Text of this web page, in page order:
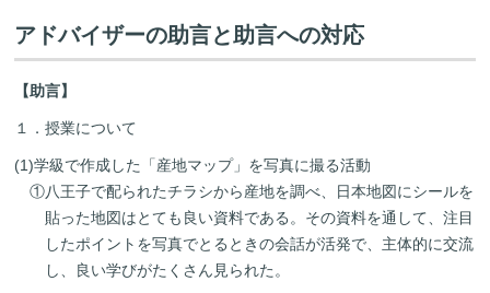
アドバイザーの助言と助言への対応
【助言】
１．授業について
(1)学級で作成した「産地マップ」を写真に撮る活動
①八王子で配られたチラシから産地を調べ、日本地図にシールを
貼った地図はとても良い資料である。その資料を通して、注目
したポイントを写真でとるときの会話が活発で、主体的に交流
し、良い学びがたくさん見られた。